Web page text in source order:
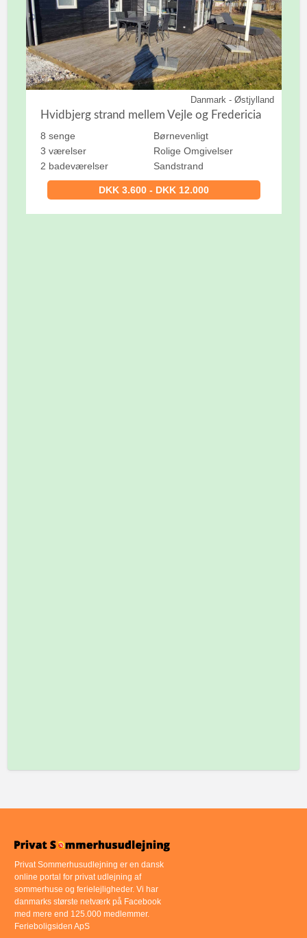
Danmark - Østjylland
Hvidbjerg strand mellem Vejle og Fredericia
8 senge
3 værelser
2 badeværelser
Børnevenligt
Rolige Omgivelser
Sandstrand
DKK 3.600 - DKK 12.000
Privat Sommerhusudlejning er en dansk
online portal for privat udlejning af
sommerhuse og ferielejligheder. Vi har
danmarks største netværk på Facebook
med mere end 125.000 medlemmer.
Ferieboligsiden ApS